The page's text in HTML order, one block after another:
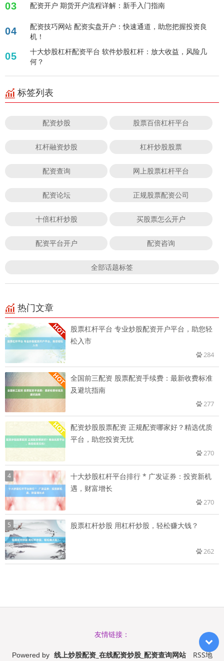
03 配资开户 期货开户流程详解：新手入门指南
04
配资技巧网站 配资实盘开户：快速通道，助您把握投资良
机！
05
十大炒股杠杆配资平台 软件炒股杠杆：放大收益，风险几
何？
标签列表
配资炒股 股票百倍杠杆平台
杠杆融资炒股 杠杆炒股股票
配资查询 网上股票杠杆平台
配资论坛 正规股票配资公司
十倍杠杆炒股 买股票怎么开户
配资平台开户 配资咨询
全部话题标签
热门文章
股票杠杆平台 专业炒股配资开户平台，助您轻
松入市
284
全国前三配资 股票配资手续费：最新收费标准
及避坑指南
277
配资炒股股票配资 正规配资哪家好？精选优质
平台，助您投资无忧
270
4
十大炒股杠杆平台排行 * 广发证券：投资新机
遇，财富增长
270
5 股票杠杆炒股 用杠杆炒股，轻松赚大钱？
262
友情链接：
Powered by 线上炒股配资_在线配资炒股_配资查询网站 RSS地